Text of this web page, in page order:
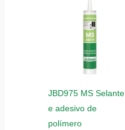
JBD975 MS Selante
e adesivo de
polímero